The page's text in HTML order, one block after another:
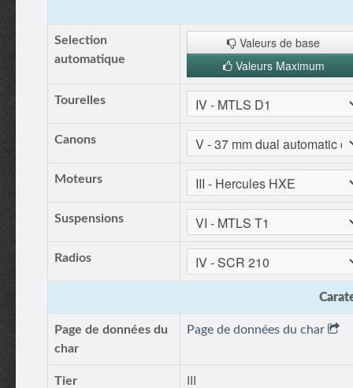
Selection
automatique
Valeurs de base
Valeurs Maximum
Tourelles
Canons
Moteurs
Suspensions
Radios
Page de données du
char
Page de données du char
Tier